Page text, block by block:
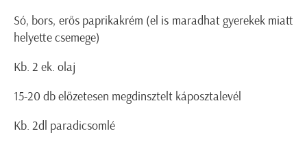
Só, bors, erős paprikakrém (el is maradhat gyerekek miatt
helyette csemege)
Kb. 2 ek. olaj
15-20 db előzetesen megdinsztelt káposztalevél
Kb. 2dl paradicsomlé